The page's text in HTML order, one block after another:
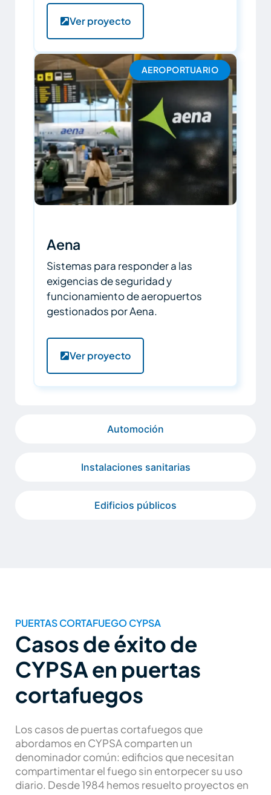
Automoción
Instalaciones sanitarias
Edificios públicos
Ver proyecto
AEROPORTUARIO
Aena
Sistemas para responder a las
exigencias de seguridad y
funcionamiento de aeropuertos
gestionados por Aena.
Ver proyecto
PUERTAS CORTAFUEGO CYPSA
Casos de éxito de
CYPSA en puertas
cortafuegos
Los casos de puertas cortafuegos que
abordamos en CYPSA comparten un
denominador común: edificios que necesitan
compartimentar el fuego sin entorpecer su uso
diario. Desde 1984 hemos resuelto proyectos en